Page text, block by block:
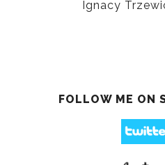
Ignacy
FOLLOW ME ON